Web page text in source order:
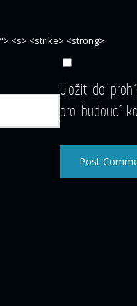
<s> <strike> <strong>
Uložit do
pro budoucí